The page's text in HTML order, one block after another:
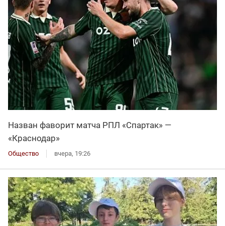
Назван фаворит матча РПЛ «Спартак» —
«Краснодар»
Общество вчера, 19:26